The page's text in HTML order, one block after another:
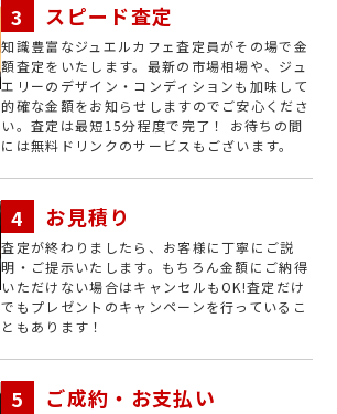
スピード査定
知識豊富なジュエルカフェ査定員がその場で金
額査定をいたします。最新の市場相場や、ジュ
エリーのデザイン・コンディションも加味して
的確な金額をお知らせしますのでご安心くださ
い。査定は最短15分程度で完了！ お待ちの間
には無料ドリンクのサービスもございます。
お見積り
査定が終わりましたら、お客様に丁寧にご説
明・ご提示いたします。もちろん金額にご納得
いただけない場合はキャンセルもOK!査定だけ
でもプレゼントのキャンペーンを行っているこ
ともあります！
ご成約・お支払い